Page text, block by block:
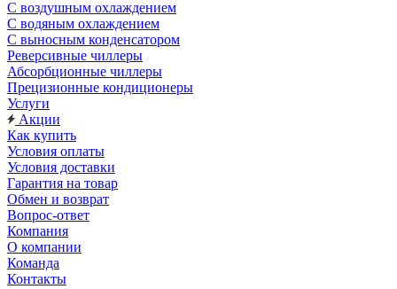
С воздушным охлаждением
С водяным охлаждением
С выносным конденсатором
Реверсивные чиллеры
Абсорбционные чиллеры
Прецизионные кондиционеры
Услуги
Акции
Как купить
Условия оплаты
Условия доставки
Гарантия на товар
Обмен и возврат
Вопрос-ответ
Компания
О компании
Команда
Контакты